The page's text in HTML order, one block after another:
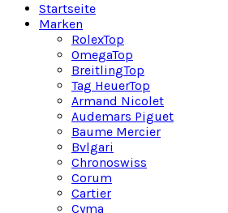
Startseite
Marken
RolexTop
OmegaTop
BreitlingTop
Tag HeuerTop
Armand Nicolet
Audemars Piguet
Baume Mercier
Bvlgari
Chronoswiss
Corum
Cartier
Cyma